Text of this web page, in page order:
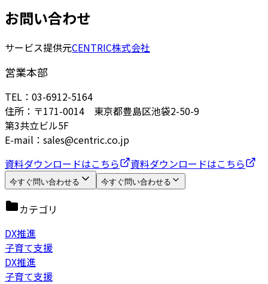
お問い合わせ
サービス提供元CENTRIC株式会社
営業本部
TEL：03-6912-5164
住所：〒171-0014 東京都豊島区池袋2-50-9
第3共立ビル5F
E-mail：sales@centric.co.jp
資料ダウンロードはこちら
資料ダウンロードはこちら
今すぐ問い合わせる 今すぐ問い合わせる
カテゴリ
DX推進
子育て支援
DX推進
子育て支援